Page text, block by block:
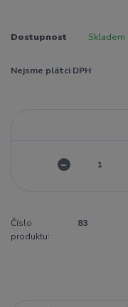
Dostupnost Skladem
Nejsme plátci DPH
Číslo
produktu:
83